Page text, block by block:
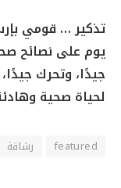
تذكير … قومي
يوم على نصائح
جيدًا، وتحرك
لحياة صحية
featured رشاقة